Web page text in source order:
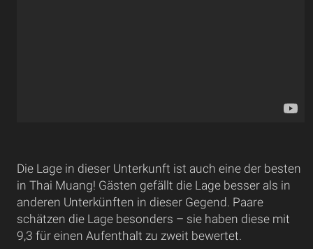
Die Lage in dieser Unterkunft ist auch eine der besten
in Thai Muang! Gästen gefällt die Lage besser als in
anderen Unterkünften in dieser Gegend. Paare
schätzen die Lage besonders – sie haben diese mit
9,3 für einen Aufenthalt zu zweit bewertet.